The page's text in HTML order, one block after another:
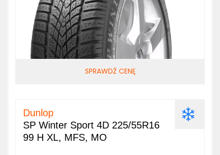
SPRAWDŹ CENĘ
Dunlop
SP Winter Sport 4D 225/55R16
99 H XL, MFS, MO